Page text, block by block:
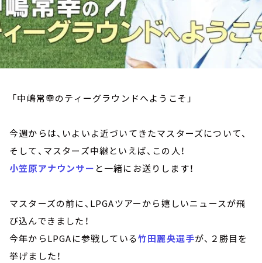
「中嶋常幸のティーグラウンドへようこそ」
今週からは、いよいよ近づいてきたマスターズについて、
そして、マスターズ中継といえば、この人！
小笠原アナウンサー と一緒にお送りします！
マスターズの前に、LPGAツアーから嬉しいニュースが飛
び込んできました！
今年からLPGAに参戦している竹田麗央選手が、２勝目を
挙げました！